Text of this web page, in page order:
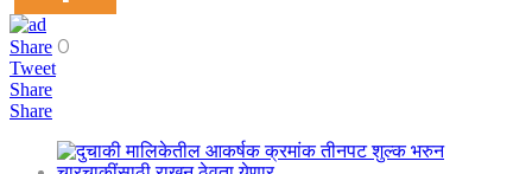
Share 0
Tweet
Share
Share